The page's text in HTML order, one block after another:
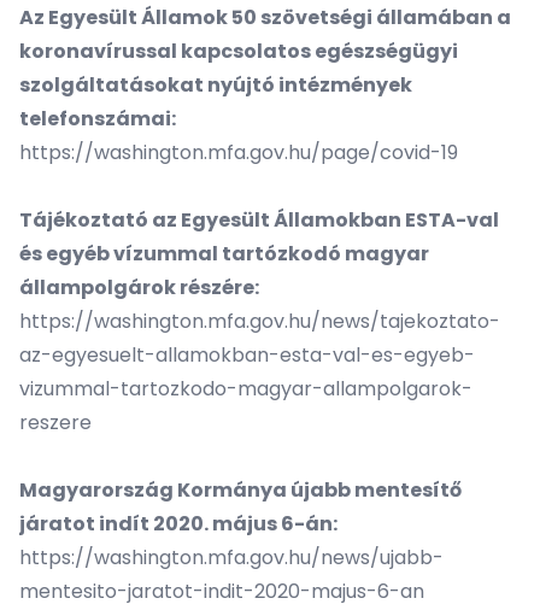
Az Egyesült Államok 50 szövetségi államában a
koronavírussal kapcsolatos egészségügyi
szolgáltatásokat nyújtó intézmények
telefonszámai:
https://washington.mfa.gov.hu/page/covid-19
Tájékoztató az Egyesült Államokban ESTA-val
és egyéb vízummal tartózkodó magyar
állampolgárok részére:
https://washington.mfa.gov.hu/news/tajekoztato-
az-egyesuelt-allamokban-esta-val-es-egyeb-
vizummal-tartozkodo-magyar-allampolgarok-
reszere
Magyarország Kormánya újabb mentesítő
járatot indít 2020. május 6-án:
https://washington.mfa.gov.hu/news/ujabb-
mentesito-jaratot-indit-2020-majus-6-an